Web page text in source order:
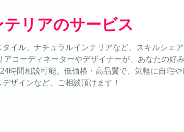
リアのサービス
イル、ナチュラルインテリアなど、スキルシェア
アコーディネーターやデザイナーが、あなたの好
時間相談可能。低価格・高品質で、気軽に自宅
ザインなど、ご相談頂けます！